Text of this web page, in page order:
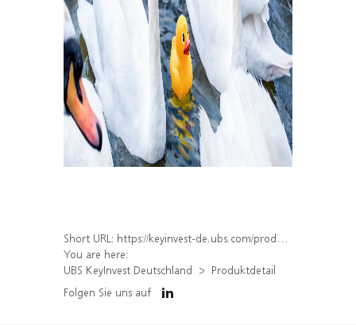
Short URL: https://keyinvest-de.ubs.com/produkt/detail/index/isin/DE000WA6VSK5
You are here:
UBS KeyInvest Deutschland
Produktdetail
Folgen Sie uns auf